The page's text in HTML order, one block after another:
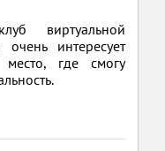
виртуальной
интересует
где смогу